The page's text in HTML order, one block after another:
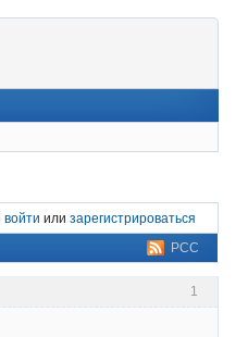
войти илизарегистрироваться
РСС
1